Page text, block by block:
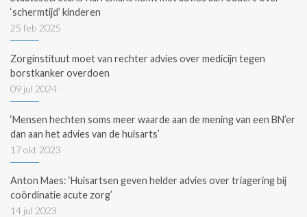
‘schermtijd’ kinderen
25 feb 2025
Zorginstituut moet van rechter advies over medicijn tegen
borstkanker overdoen
09 jul 2024
‘Mensen hechten soms meer waarde aan de mening van een BN’er
dan aan het advies van de huisarts’
17 okt 2023
Anton Maes: ‘Huisartsen geven helder advies over triagering bij
coördinatie acute zorg’
14 jul 2023